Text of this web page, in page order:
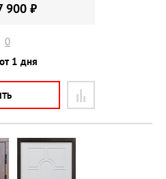
900 ₽
0
от 1 дня